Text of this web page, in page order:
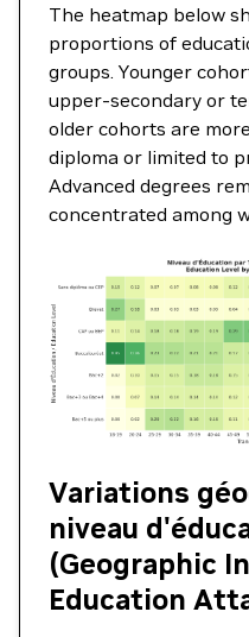
The heatmap below
proportions of
groups. Younger
upper-secondary or
older cohorts are
diploma or limited to
Advanced degrees
concentrated among
Variations
niveau
(Geographic
Education